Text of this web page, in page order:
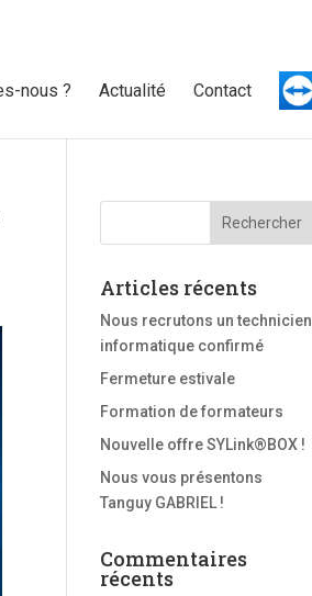
nous ? Actualité Contact
Articles récents
Nous recrutons un technicien
informatique confirmé
Fermeture estivale
Formation de formateurs
Nouvelle offre SYLink®BOX !
Nous vous présentons
Tanguy GABRIEL !
Commentaires
récents